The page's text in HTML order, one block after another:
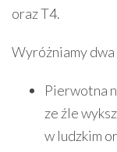
oraz T4.
Wyróżniamy
Pierwotna
ze źle
w ludzkim